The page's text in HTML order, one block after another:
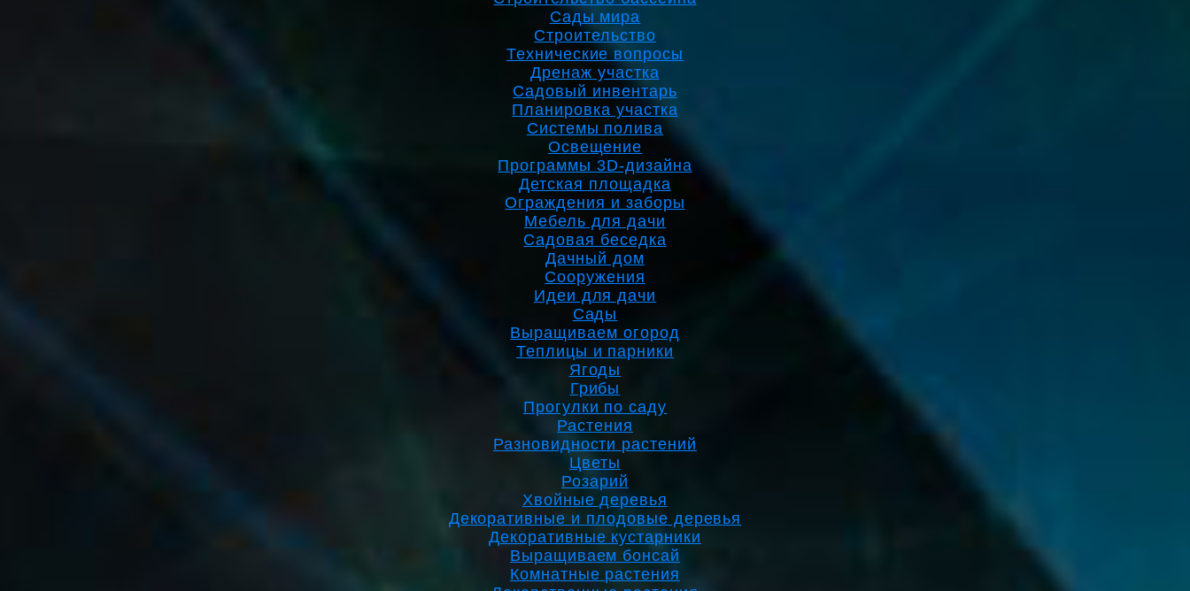
Сады мира
Строительство
Технические вопросы
Дренаж участка
Садовый инвентарь
Планировка участка
Системы полива
Освещение
Программы 3D-дизайна
Детская площадка
Ограждения и заборы
Мебель для дачи
Садовая беседка
Дачный дом
Сооружения
Идеи для дачи
Сады
Выращиваем огород
Теплицы и парники
Ягоды
Грибы
Прогулки по саду
Растения
Разновидности растений
Цветы
Розарий
Хвойные деревья
Декоративные и плодовые деревья
Декоративные кустарники
Выращиваем бонсай
Комнатные растения